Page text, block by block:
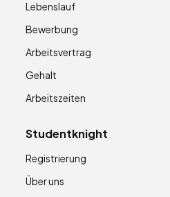
Lebenslauf
Bewerbung
Arbeitsvertrag
Gehalt
Arbeitszeiten
Studentknight
Registrierung
Über uns